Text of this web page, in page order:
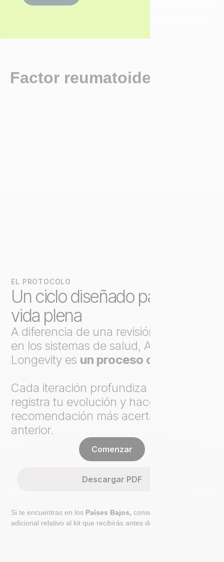
Factor reumatoide (RF)
EL PROTOCOLO
Un ciclo diseñado para una
vida plena
A diferencia de una revisión puntual
en los sistemas de salud, Axo
Longevity es un proceso continuo
Cada iteración profundiza el análisis,
registra tu evolución y hace cada
recomendación más acertada que la
anterior.
Comenzar
Descargar PDF
Si te encuentras en los Países Bajos, consulta el paso
adicional relativo al kit que recibirás antes de ir al laboratorio.